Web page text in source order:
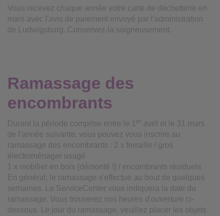
Vous recevez chaque année votre carte de déchetterie en
mars avec l'avis de paiement envoyé par l'administration
de Ludwigsburg. Conservez-la soigneusement.
Ramassage des
encombrants
Durant la période comprise entre le 1 er avril et le 31 mars
de l'année suivante, vous pouvez vous inscrire au
ramassage des encombrants : 2 x ferraille / gros
électroménager usagé
1 x mobilier en bois (démonté !) / encombrants résiduels
En général, le ramassage s'effectue au bout de quelques
semaines. Le ServiceCenter vous indiquera la date du
ramassage. Vous trouverez nos heures d'ouverture ci-
dessous. Le jour du ramassage, veuillez placer les objets